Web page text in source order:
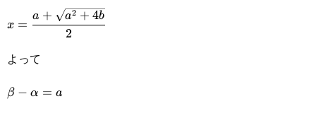
x=\cfrac{a+\sqrt{a^2+4b}}
x =
2
a + a2 + 4b
よって
\beta-
β − α = a